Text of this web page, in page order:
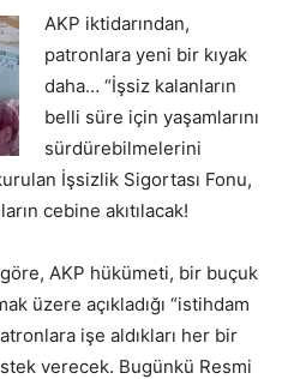
AKP iktidarından,
patronlara yeni bir kıyak
daha… “İşsiz kalanların
belli süre için yaşamlarını
sürdürebilmelerini
İşsizlik Sigortası Fonu,
cebine akıtılacak!
AKP hükümeti, bir buçuk
üzere açıkladığı “istihdam
işe aldıkları her bir
verecek. Bugünkü Resmi